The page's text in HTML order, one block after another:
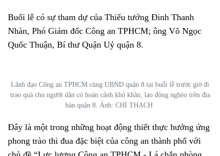
Buổi lễ có sự tham dự của Thiếu tướng Đinh Thanh
Nhàn, Phó Giám đốc Công an TPHCM; ông Võ Ngọc
Quốc Thuận, Bí thư Quận Uỷ quận 8.
Lãnh đạo Công an TPHCM cùng UBND quận 8 tại buổi lễ trước giờ đi
trao quà cho người dân có hoàn cảnh khó khăn, lao động nghèo trên địa
bàn quận 8. Ảnh: CHÍ THẠCH
Đây là một trong những hoạt động thiết thực hưởng ứng
phong trào thi đua đặc biệt của công an thành phố với
INFOGRAPHIC
/ LONGFORM